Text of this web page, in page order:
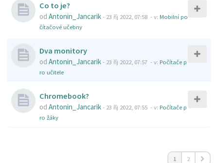
Co to je?
od Antonin_Jancarik- 23 říj 2022, 07:58 - v: Mobilní po
čítačové učebny
Dva monitory
od Antonin_Jancarik- 23 říj 2022, 07:57 - v: Počítače p
ro učitele
Chromebook?
od Antonin_Jancarik- 23 říj 2022, 07:55 - v: Počítače p
ro žáky
1 2